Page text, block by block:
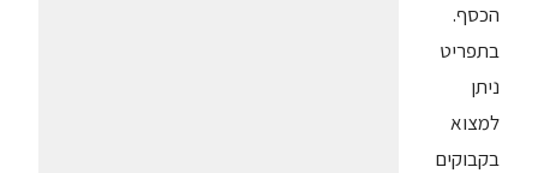
הכסף.
בתפריט
ניתן
למצוא
בקבוקים